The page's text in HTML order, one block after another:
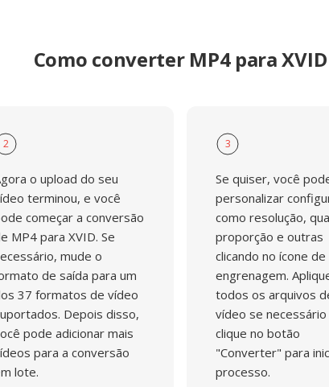
Como converter MP4 para XVID
2
o upload do seu
terminou, e você
começar a conversão
MP4 para XVID. Se
mude o
de saída para um
37 formatos de vídeo
Depois disso,
pode adicionar mais
para a conversão
lote.
3
Se quiser, você
personalizar
como resolução,
proporção e outras
clicando no ícone de
engrenagem.
todos os arquivos
vídeo se necessário
clique no botão
"Converter" para
processo.